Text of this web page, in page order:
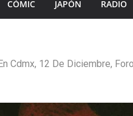
CÓMIC JAPÓN RADIO
Cdmx, 12 De Diciembre,